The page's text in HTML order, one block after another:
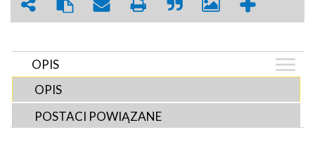
OPIS
OPIS
POSTACI POWIĄZANE